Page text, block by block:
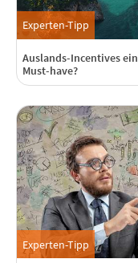
Experten-Tipp
Auslands-Incentives ein
Must-have?
Experten-Tipp